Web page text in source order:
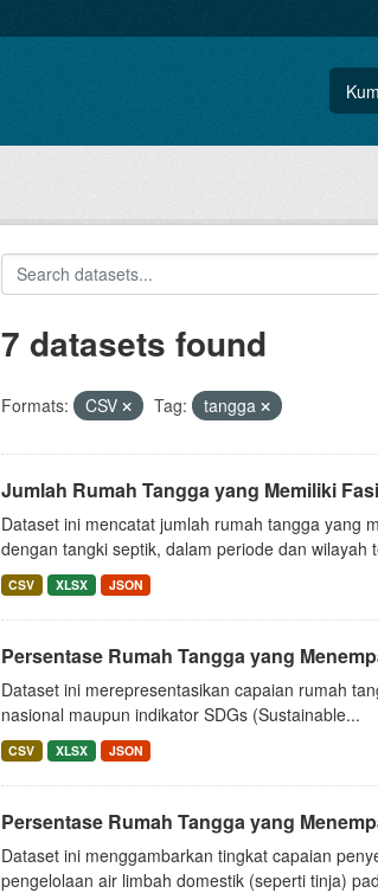
7 datasets found
Formats: CSV Tag: tangga
Jumlah Rumah Tangga yang Memiliki
Dataset ini mencatat jumlah rumah tangga yang
dengan tangki septik, dalam periode dan wilayah
CSV XLSX JSON
Persentase Rumah Tangga yang
Dataset ini merepresentasikan capaian rumah
nasional maupun indikator SDGs (Sustainable...
CSV XLSX JSON
Persentase Rumah Tangga yang
Dataset ini menggambarkan tingkat capaian
pengelolaan air limbah domestik (seperti tinja)